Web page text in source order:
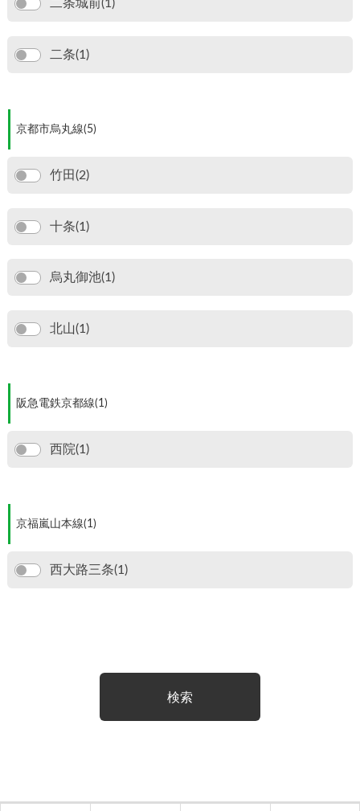
二条城前(1)
二条(1)
京都市烏丸線(5)
竹田(2)
十条(1)
烏丸御池(1)
北山(1)
阪急電鉄京都線(1)
西院(1)
京福嵐山本線(1)
西大路三条(1)